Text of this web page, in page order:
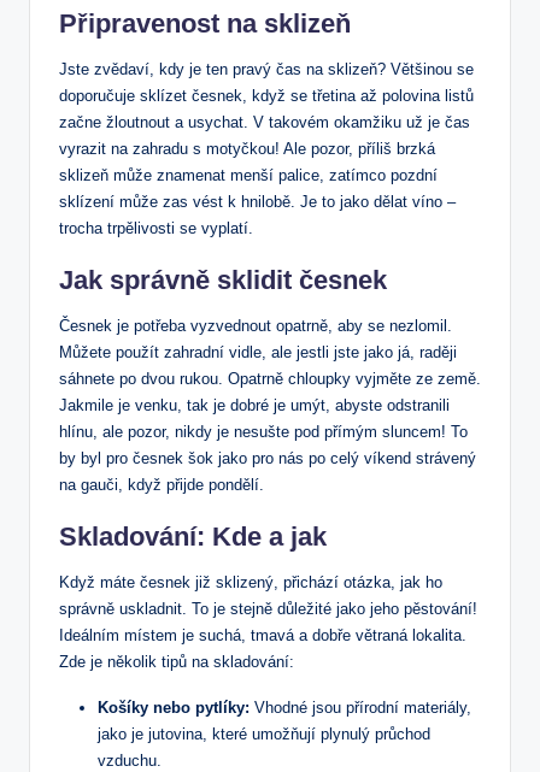
Připravenost na sklizeň
Jste zvědaví, kdy je ten pravý čas na sklizeň? Většinou se
doporučuje sklízet česnek, když se třetina až polovina listů
začne žloutnout a usychat. V takovém okamžiku už je čas
vyrazit na zahradu s motyčkou! Ale pozor, příliš brzká
sklizeň může znamenat menší palice, zatímco pozdní
sklízení může zas vést k hnilobě. Je to jako dělat víno –
trocha trpělivosti se vyplatí.
Jak správně sklidit česnek
Česnek je potřeba vyzvednout opatrně, aby se nezlomil.
Můžete použít zahradní vidle, ale jestli jste jako já, raději
sáhnete po dvou rukou. Opatrně chloupky vyjměte ze země.
Jakmile je venku, tak je dobré je umýt, abyste odstranili
hlínu, ale pozor, nikdy je nesušte pod přímým sluncem! To
by byl pro česnek šok jako pro nás po celý víkend strávený
na gauči, když přijde pondělí.
Skladování: Kde a jak
Když máte česnek již sklizený, přichází otázka, jak ho
správně uskladnit. To je stejně důležité jako jeho pěstování!
Ideálním místem je suchá, tmavá a dobře větraná lokalita.
Zde je několik tipů na skladování:
Košíky nebo pytlíky: Vhodné jsou přírodní materiály,
jako je jutovina, které umožňují plynulý průchod
vzduchu.